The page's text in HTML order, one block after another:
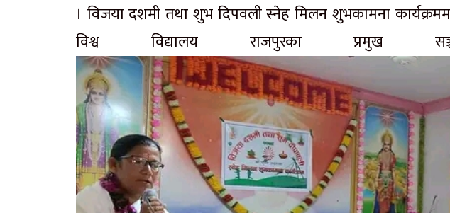
। विजया दशमी तथा शुभ दिपवली स्नेह मिलन शुभकामना कार्यक्रममा
विश्व विद्यालय राजपुरका प्रमुख